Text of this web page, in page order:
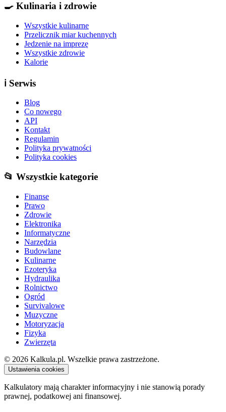
🍳 Kulinaria i zdrowie
Wszystkie kulinarne
Przelicznik miar kuchennych
Jedzenie na imprezę
Wszystkie zdrowie
Kalorie
ℹ️ Serwis
Blog
Co nowego
API
Kontakt
Regulamin
Polityka prywatności
Polityka cookies
📂 Wszystkie kategorie
Finanse
Prawo
Zdrowie
Elektronika
Informatyczne
Narzędzia
Budowlane
Kulinarne
Ezoteryka
Hydraulika
Rolnictwo
Ogród
Survivalowe
Muzyczne
Motoryzacja
Fizyka
Zwierzęta
© 2026 Kalkula.pl. Wszelkie prawa zastrzeżone.
Ustawienia cookies
Kalkulatory mają charakter informacyjny i nie stanowią porady
prawnej, podatkowej ani finansowej.